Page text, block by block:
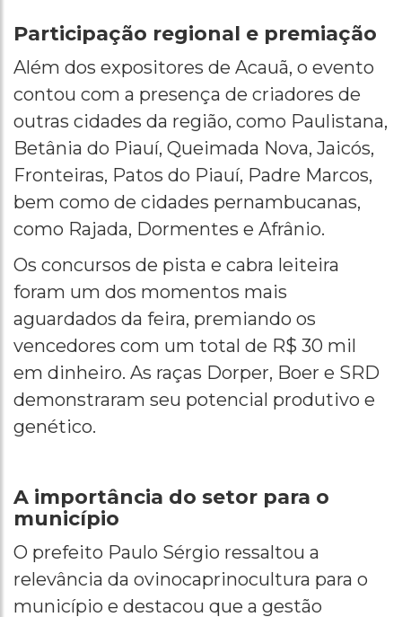
Participação regional e premiação
Além dos expositores de Acauã, o evento
contou com a presença de criadores de
outras cidades da região, como Paulistana,
Betânia do Piauí, Queimada Nova, Jaicós,
Fronteiras, Patos do Piauí, Padre Marcos,
bem como de cidades pernambucanas,
como Rajada, Dormentes e Afrânio.
Os concursos de pista e cabra leiteira
foram um dos momentos mais
aguardados da feira, premiando os
vencedores com um total de R$ 30 mil
em dinheiro. As raças Dorper, Boer e SRD
demonstraram seu potencial produtivo e
genético.
A importância do setor para o
município
O prefeito Paulo Sérgio ressaltou a
relevância da ovinocaprinocultura para o
município e destacou que a gestão